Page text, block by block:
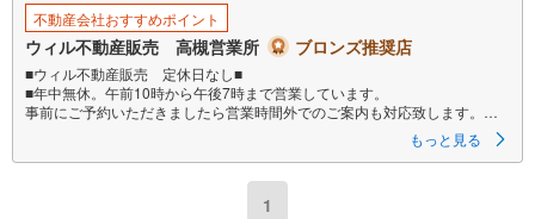
不動産会社おすすめポイント
ウィル不動産販売 高槻営業所 ブロンズ推奨店
■ウィル不動産販売 定休日なし■
■年中無休。午前10時から午後7時まで営業しています。
事前にご予約いただきましたら営業時間外でのご案内も対応致します。ご
■店舗裏手に駐車場をご用意しております。ご利用ください。
■キッズスペースもございます。小さなお子様がいらっしゃるご家庭もお気
もっと見る
1